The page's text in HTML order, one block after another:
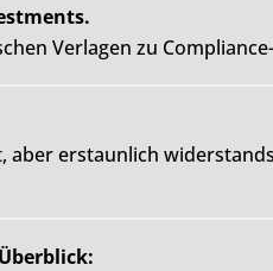
Verlagen zu
aber erstaunlich